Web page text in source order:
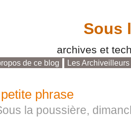
Sous
archives et
de ce blog
Les Archiveilleurs
phrase
la poussière,